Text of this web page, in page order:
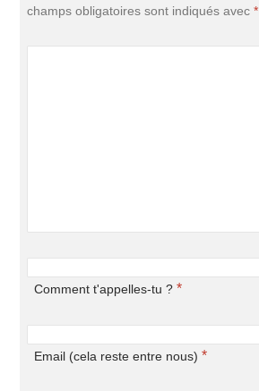
champs obligatoires sont indiqués avec*
Comment t'appelles-tu ? *
Email (cela reste entre nous) *